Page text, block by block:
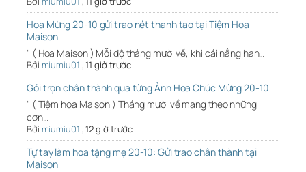
Hoa Mừng 20-10 gửi trao nét thanh tao tại Tiệm Hoa
Maison
" ( Hoa Maison ) Mỗi độ tháng mười về, khi cái nắng han…
Bởi miumiu01 ,11 giờ trước
Gói trọn chân thành qua từng Ảnh Hoa Chúc Mừng 20-10
" ( Tiệm hoa Maison ) Tháng mười về mang theo những
cơn…
Bởi miumiu01 ,12 giờ trước
Tự tay làm hoa tặng mẹ 20-10: Gửi trao chân thành tại
Maison